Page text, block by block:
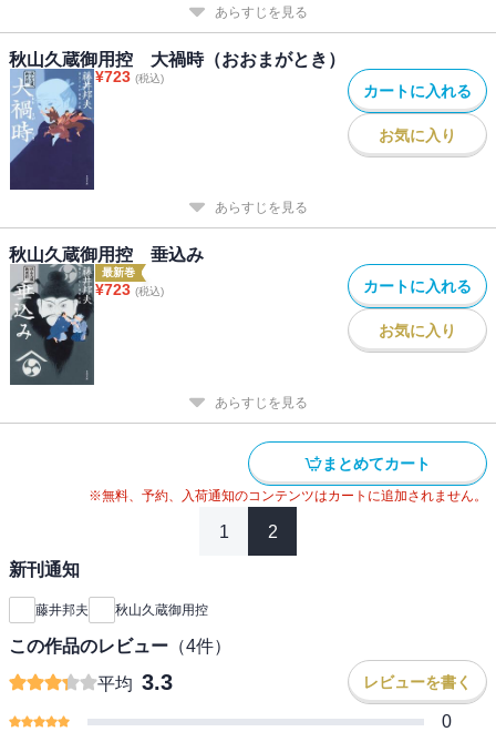
あらすじを見る
秋山久蔵御用控 大禍時（おおまがとき）
¥723 (税込)
カートに入れる
お気に入り
あらすじを見る
秋山久蔵御用控 垂込み
最新巻
¥723 (税込) カートに入れる
お気に入り
あらすじを見る
まとめてカート
※無料、予約、入荷通知のコンテンツはカートに追加されません。
1 2
新刊通知
藤井邦夫 秋山久蔵御用控
この作品のレビュー （4件）
平均 3.3 レビューを書く
0